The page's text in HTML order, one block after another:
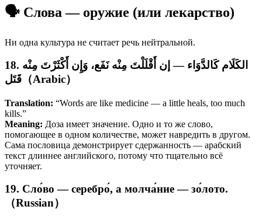
🗣️ Слова — оружие (или лекарство)
Ни одна культура не считает речь нейтральной.
18. الكَلَام كَالدَّوَاء — إن أَقْلَلْتَ مِنْه نَفَع، وَإِن أَكْثَرْتَ مِنْه
قَتَل（Arabic）
Translation: “Words are like medicine — a little heals, too much
kills.”
Meaning: Доза имеет значение. Одно и то же слово,
помогающее в одном количестве, может навредить в другом.
Сама пословица демонстрирует сдержанность — арабский
текст длиннее английского, потому что тщательно всё
уточняет.
19. Сло́во — серебро́, а молча́ние — зо́лото.
（Russian）